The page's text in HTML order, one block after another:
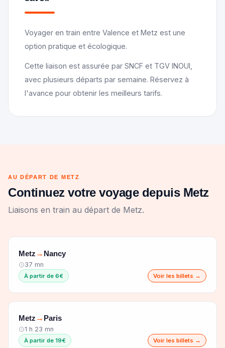
Voyager en train entre Valence et Metz est une
option pratique et écologique.
Cette liaison est assurée par SNCF et TGV INOUI,
avec plusieurs départs par semaine. Réservez à
l'avance pour obtenir les meilleurs tarifs.
AU DÉPART DE METZ
Continuez votre voyage depuis Metz
Liaisons en train au départ de Metz.
Metz → Nancy
37 mn
À partir de 6€ Voir les billets →
Metz → Paris
1 h 23 mn
À partir de 19€ Voir les billets →